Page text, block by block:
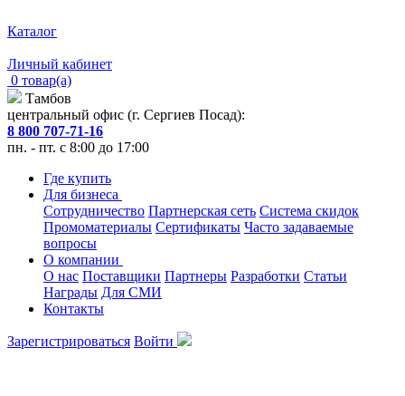
Каталог
Личный кабинет
0 товар(а)
Тамбов
центральный офис (г. Сергиев Посад):
8 800 707-71-16
пн. - пт. с 8:00 до 17:00
Где купить
Для бизнеса
Сотрудничество Партнерская сеть Система скидок
Промоматериалы Сертификаты Часто задаваемые
вопросы
О компании
О нас Поставщики Партнеры Разработки Статьи
Награды Для СМИ
Контакты
Зарегистрироваться Войти